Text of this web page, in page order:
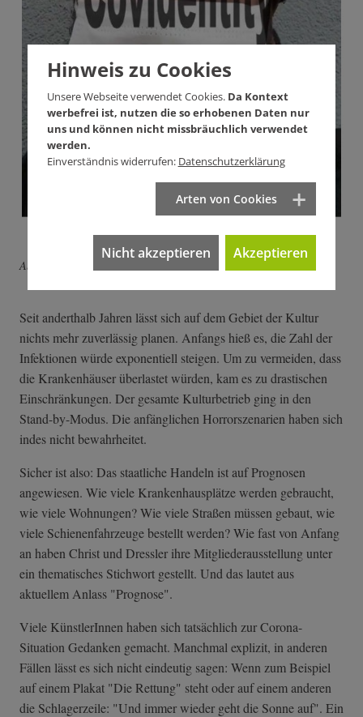
Abdoul-Ganiou Demani: Covidentity.
Seit anderthalb Jahren lässt sich auf dem Gebiet der Kultur
nichts mehr zuverlässig planen. Anfangs hieß es, die Zahl der
Infektionen würde exponentiell steigen. Um zu vermeiden, dass
die Krankenhäuser überlastet würden, kam es zu drastischen
Einschränkungen. Der gesamte Kulturbetrieb ging in den
Stand-by-Modus. Die anfänglichen Horrorszenarien haben sich
indes nicht bewahrheitet.
Sicher ist also: Das staatliche Handeln ist auf Prognosen
angewiesen. Wie viele Krankenhausplätze werden gebraucht,
wie viele Wohnungen? Wie viele Straßen müssen gebaut, wie
viele Schienenfahrzeuge bestellt werden? Wie fast von Anfang
an haben Christ und Dressler ihre Mitgliederausstellung unter
ein thematisches Stichwort gestellt. Und das lautet aus
aktuellem Anlass "Prognose".
Viele KünstlerInnen haben sich tatsächlich zur Corona-
Situation Gedanken gemacht. Manchmal explizit, in anderen
Fällen lässt es sich nicht eindeutig sagen: Wenn zum Beispiel
auf einem Plakat "Die Rettung" steht oder auf einem anderen
die Schlagerzeile: "Und immer wieder geht die Sonne auf". Ein
Hinweis zu Cookies
Unsere Webseite verwendet Cookies. Da Kontext
werbefrei ist, nutzen die so erhobenen Daten nur
uns und können nicht missbräuchlich verwendet
werden.
Einverständnis widerrufen: Datenschutzerklärung
Arten von Cookies
Nicht akzeptieren Akzeptieren